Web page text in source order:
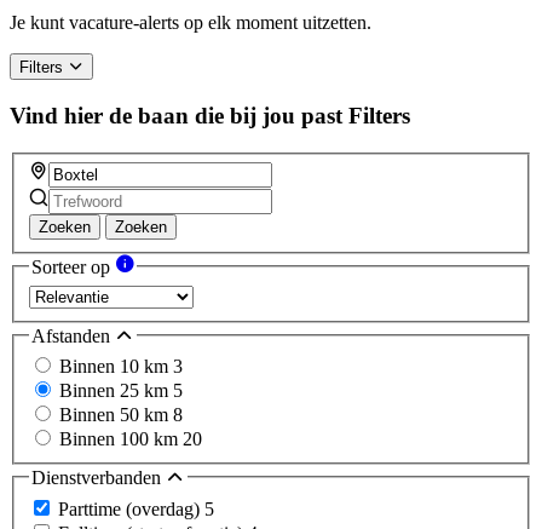
Je kunt vacature-alerts op elk moment uitzetten.
Filters
Vind hier de baan die bij jou past Filters
Zoeken Zoeken
Sorteer op
Afstanden
Binnen 10 km 3
Binnen 25 km 5
Binnen 50 km 8
Binnen 100 km 20
Dienstverbanden
Parttime (overdag) 5